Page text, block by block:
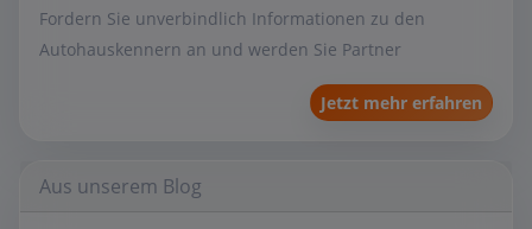
Fordern Sie unverbindlich Informationen zu den
Autohauskennern an und werden Sie Partner
Jetzt mehr erfahren
Aus unserem Blog